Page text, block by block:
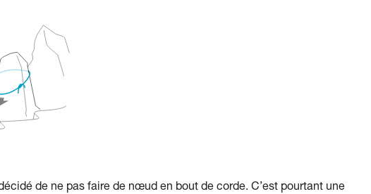
de ne pas faire de nœud en bout de corde. C’est pourtant une